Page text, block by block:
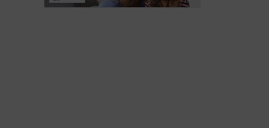
son hygiène?
guetter